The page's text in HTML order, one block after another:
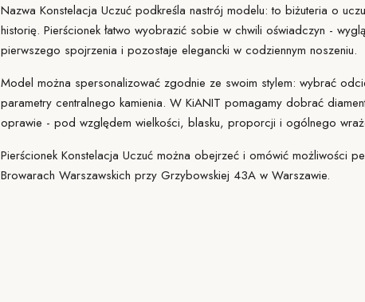
Nazwa Konstelacja Uczuć podkreśla nastrój modelu: to biżuteria o
historię. Pierścionek łatwo wyobrazić sobie w chwili oświadczyn -
pierwszego spojrzenia i pozostaje elegancki w codziennym noszeniu.
Model można spersonalizować zgodnie ze swoim stylem: wybrać
parametry centralnego kamienia. W KiANIT pomagamy dobrać
oprawie - pod względem wielkości, blasku, proporcji i ogólnego
Pierścionek Konstelacja Uczuć można obejrzeć i omówić możliwości
Browarach Warszawskich przy Grzybowskiej 43A w Warszawie.